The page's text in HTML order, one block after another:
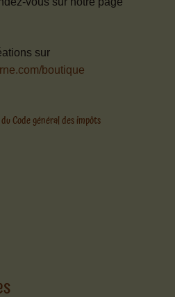
sur
boutique
Code général des impôts